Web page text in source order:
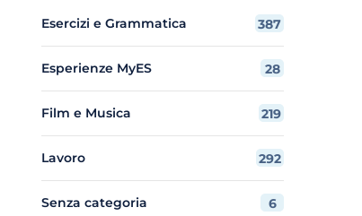
Esercizi e Grammatica 387
Esperienze MyES 28
Film e Musica 219
Lavoro 292
Senza categoria 6